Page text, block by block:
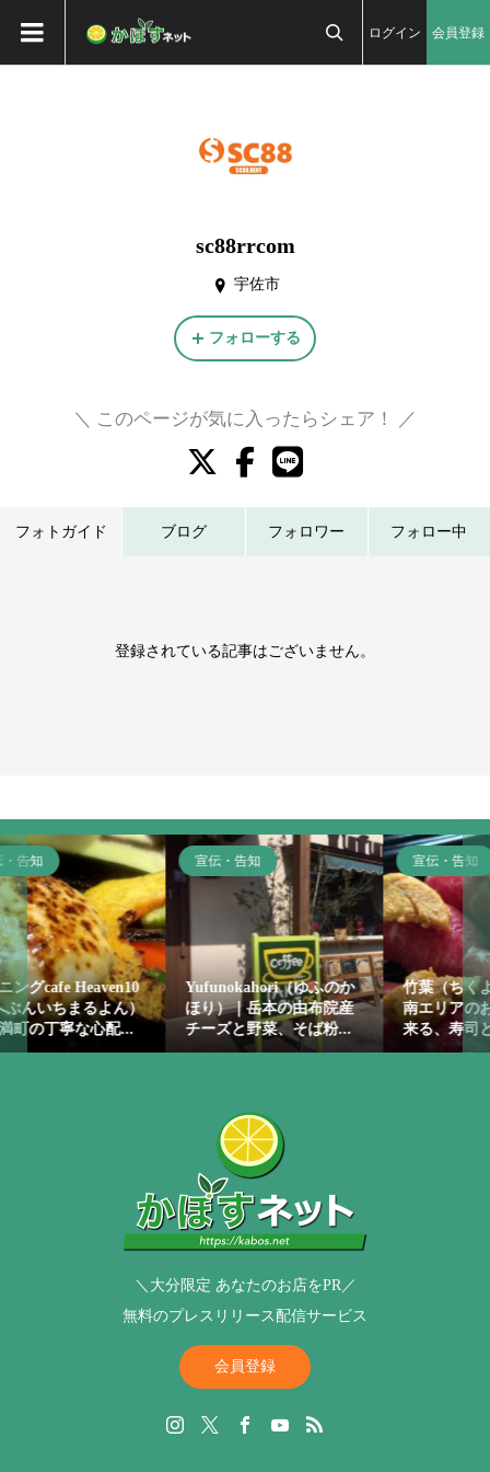
ログイン 会員登録
sc88rrcom
宇佐市
フォローする
＼ このページが気に入ったらシェア！ ／
フォトガイド ブログ フォロワー フォロー中
登録されている記事はございません。
ん）
...
宣伝・告知
Yufunokahori（ゆふのか
ほり）｜岳本の由布院産
チーズと野菜、そば粉...
宣伝・告知
竹葉（ちくよう）｜上人
南エリアのお持ち帰り出
来る、寿司と弁当のお店
＼大分限定 あなたのお店をPR／
無料のプレスリリース配信サービス
会員登録